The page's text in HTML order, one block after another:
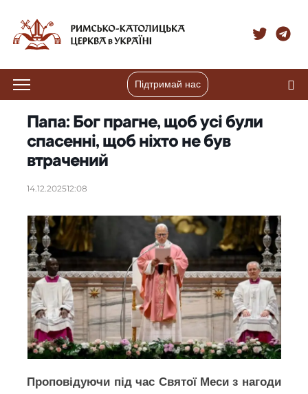
Підтримай нас
Папа: Бог прагне, щоб усі були
спасенні, щоб ніхто не був
втрачений
14.12.202512:08
Проповідуючи під час Святої Меси з нагоди